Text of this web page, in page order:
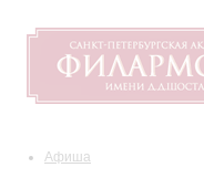
Афиша